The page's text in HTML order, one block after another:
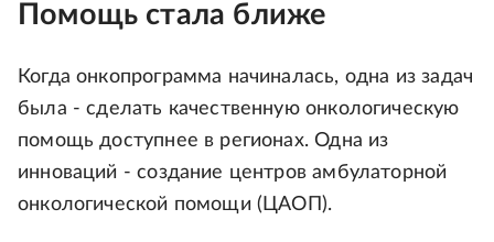
Помощь стала ближе
Когда онкопрограмма начиналась, одна из задач
была - сделать качественную онкологическую
помощь доступнее в регионах. Одна из
инноваций - создание центров амбулаторной
онкологической помощи (ЦАОП).